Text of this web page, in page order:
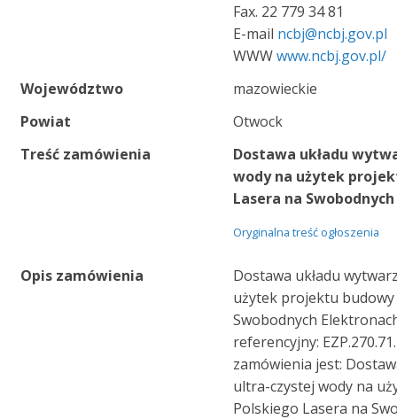
Fax. 22 779 34 81
E-mail ncbj@ncbj.gov.pl
WWWwww.ncbj.gov.pl/
Województwo
mazowieckie
Powiat
Otwock
Treść zamówienia
Dostawa układu
wody na użytek
Lasera na
Oryginalna treść ogłoszenia
Opis zamówienia
Dostawa układu
użytek projektu
Swobodnych
referencyjny:
zamówienia jest:
ultra-czystej wody na
Polskiego Lasera na